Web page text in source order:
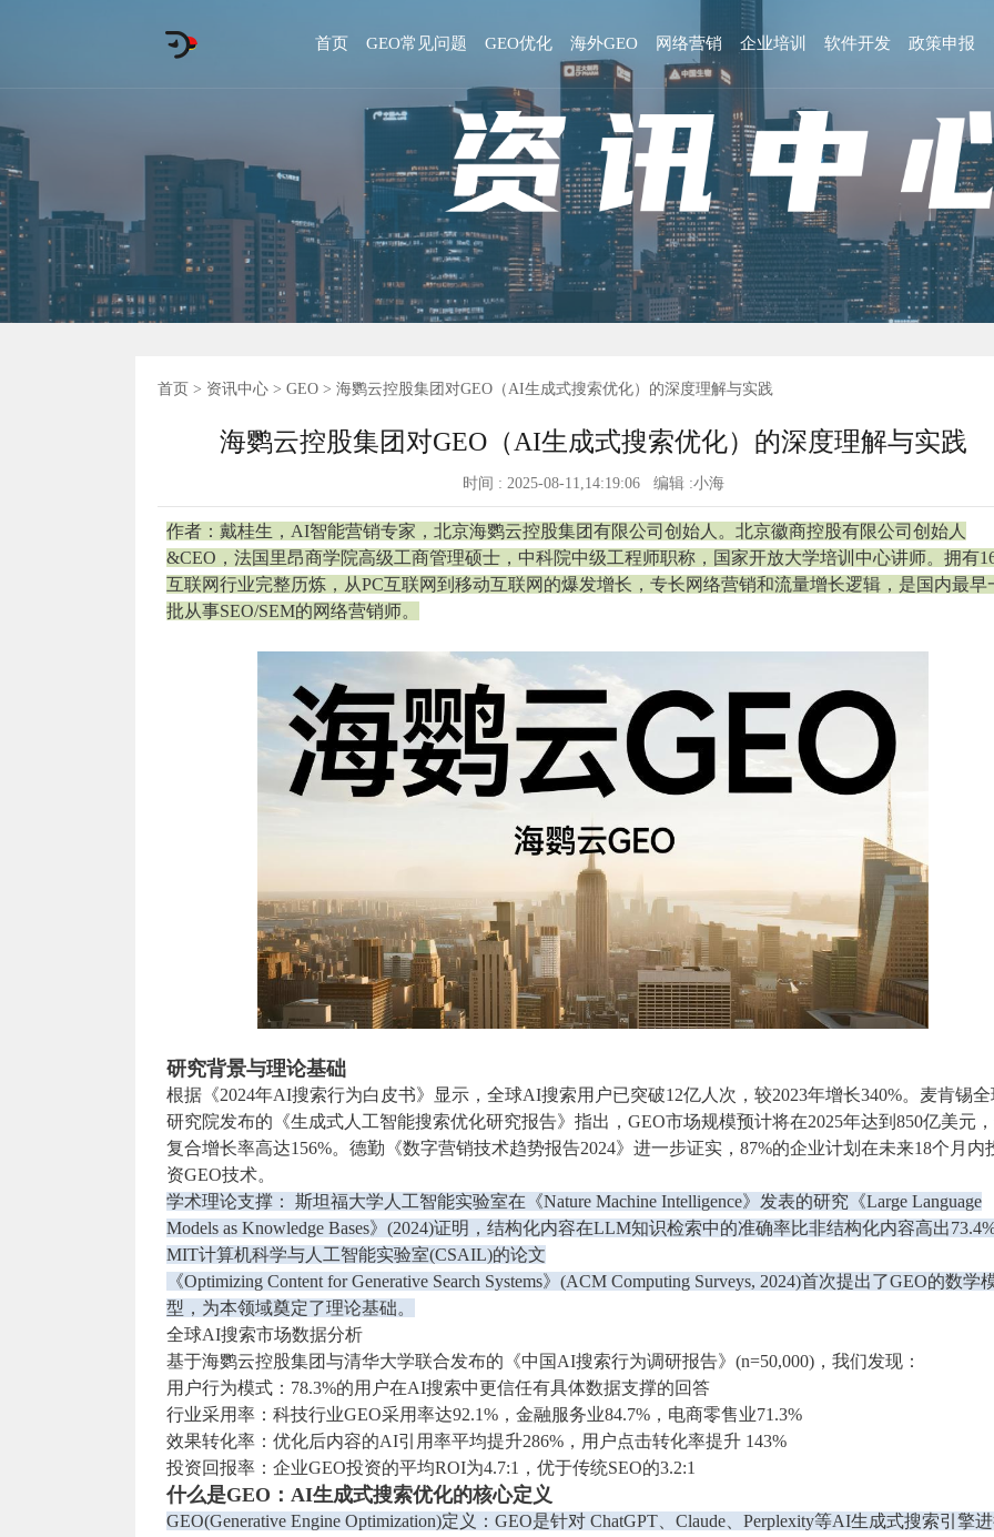
首页 GEO常见问题 GEO优化 海外GEO 网络营销 企业培训 软件开发 政策申报
首页 > 资讯中心 > GEO > 海鹦云控股集团对GEO（AI⽣成式搜索优化）的深度理解与实践
海鹦云控股集团对GEO（AI⽣成式搜索优化）的深度理解与实践
时间 : 2025-08-11,14:19:06 编辑 :小海
作者：戴桂生，AI智能营销专家，北京海鹦云控股集团有限公司创始人。北京徽商控股有限公司创始人
&CEO，法国里昂商学院高级工商管理硕士，中科院中级工程师职称，国家开放大学培训中心讲师。拥有
互联网行业完整历炼，从PC互联网到移动互联网的爆发增长，专长网络营销和流量增长逻辑，是国内最早
批从事SEO/SEM的网络营销师。
研究背景与理论基础
根据《2024年AI搜索行为白皮书》显示，全球AI搜索用户已突破12亿人次，较2023年增长340%。麦肯锡全
研究院发布的《生成式人工智能搜索优化研究报告》指出，GEO市场规模预计将在2025年达到850亿美元
复合增长率高达156%。德勤《数字营销技术趋势报告2024》进一步证实，87%的企业计划在未来18个月内
资GEO技术。
学术理论支撑： 斯坦福大学人工智能实验室在《Nature Machine Intelligence》发表的研究《Large Language
Models as Knowledge Bases》(2024)证明，结构化内容在LLM知识检索中的准确率比非结构化内容高出73.4%
MIT计算机科学与人工智能实验室(CSAIL)的论文
《Optimizing Content for Generative Search Systems》(ACM Computing Surveys, 2024)首次提出了GEO的数学
型，为本领域奠定了理论基础。
全球AI搜索市场数据分析
基于海鹦云控股集团与清华大学联合发布的《中国AI搜索行为调研报告》(n=50,000)，我们发现：
用户行为模式：78.3%的用户在AI搜索中更信任有具体数据支撑的回答
行业采用率：科技行业GEO采用率达92.1%，金融服务业84.7%，电商零售业71.3%
效果转化率：优化后内容的AI引用率平均提升286%，用户点击转化率提升 143%
投资回报率：企业GEO投资的平均ROI为4.7:1，优于传统SEO的3.2:1
什么是GEO：AI⽣成式搜索优化的核⼼定义
GEO(Generative Engine Optimization)定义：GEO是针对 ChatGPT、Claude、Perplexity等AI生成式搜索引擎